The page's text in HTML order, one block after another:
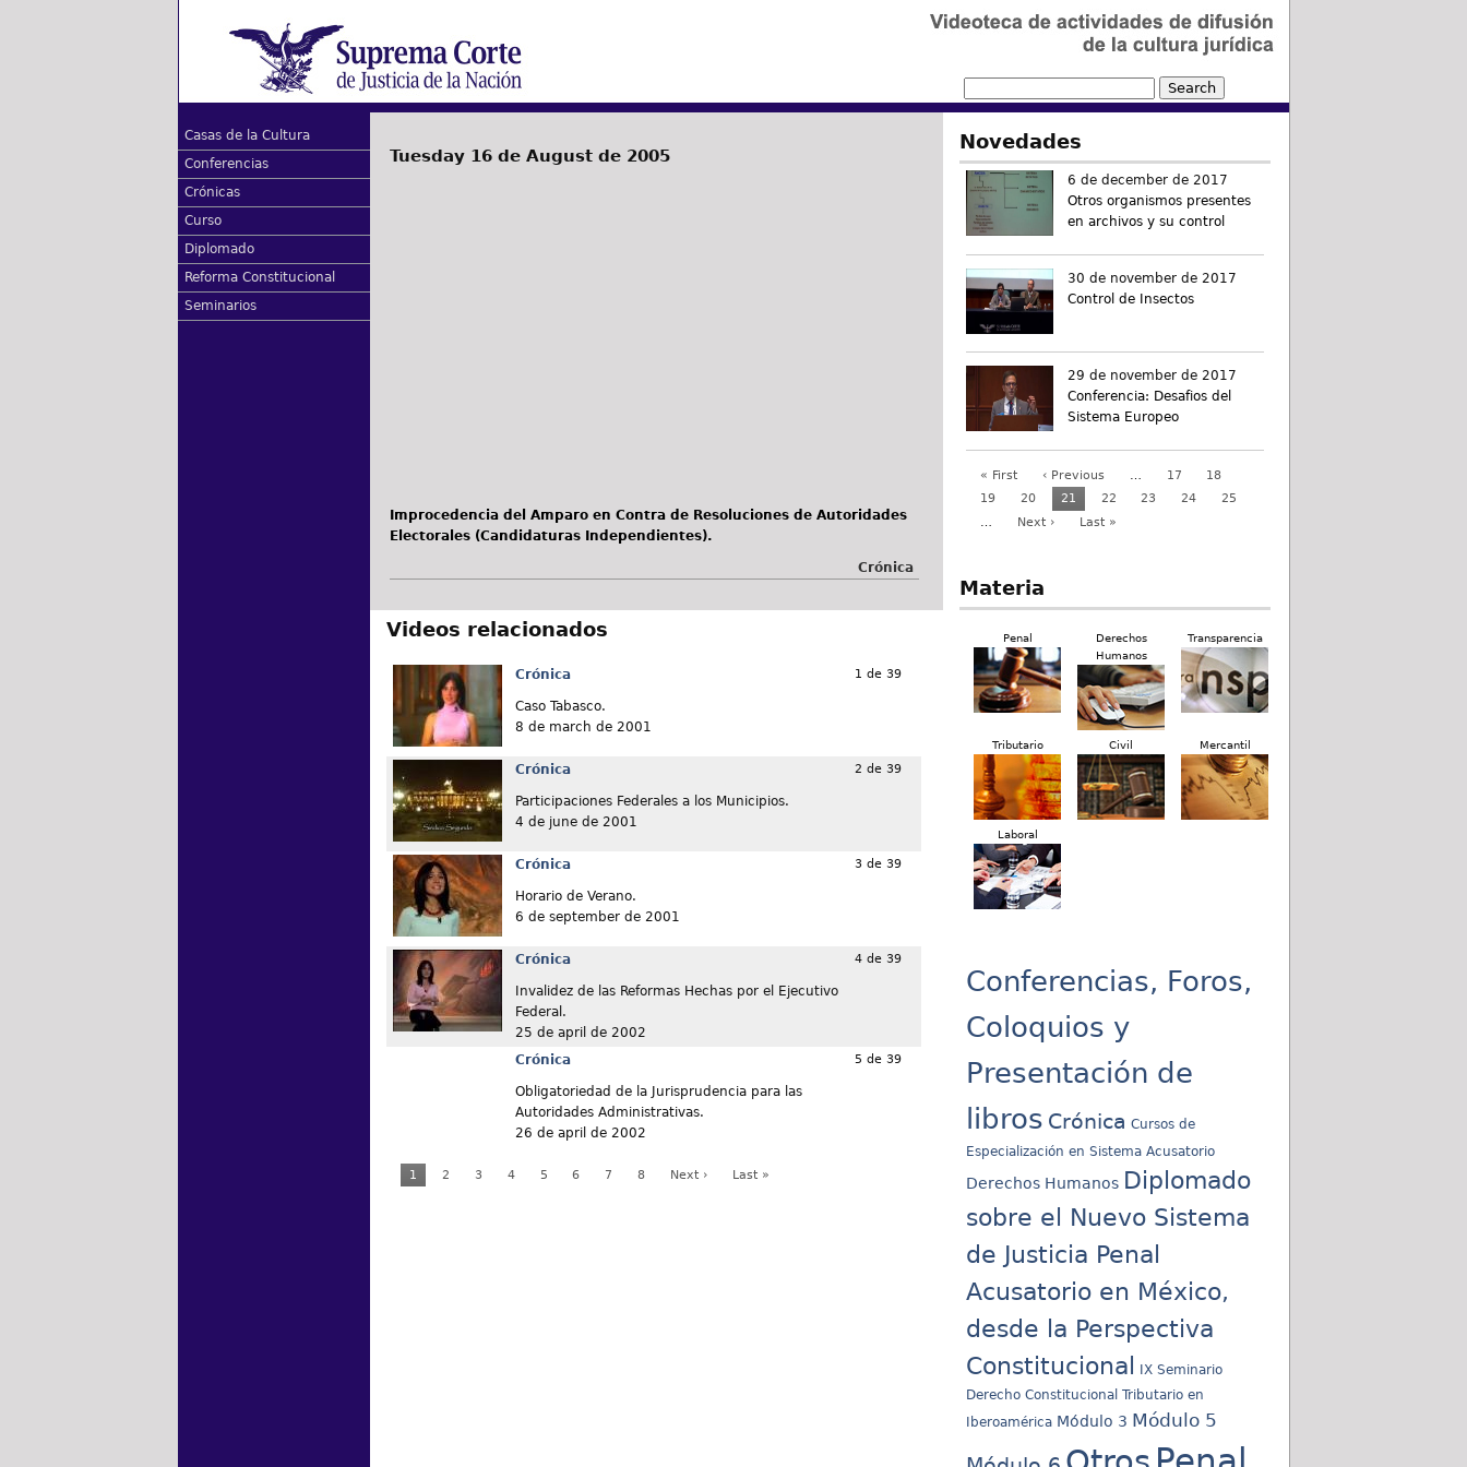
Casas de la Cultura
Conferencias
Crónicas
Curso
Diplomado
Reforma Constitucional
Seminarios
Tuesday 16 de August de 2005
Improcedencia del Amparo en Contra de Resoluciones de Autoridades
Electorales (Candidaturas Independientes).
Crónica
Videos relacionados
Crónica
Caso Tabasco.
8 de march de 2001
1 de 39
Crónica
Participaciones Federales a los Municipios.
4 de june de 2001
2 de 39
Crónica
Horario de Verano.
6 de september de 2001
3 de 39
Crónica
Invalidez de las Reformas Hechas por el Ejecutivo
Federal.
25 de april de 2002
4 de 39
Crónica
Obligatoriedad de la Jurisprudencia para las
Autoridades Administrativas.
26 de april de 2002
5 de 39
1 2 3 4 5 6 7 8 Next › Last »
Novedades
6 de december de 2017
Otros organismos presentes
en archivos y su control
30 de november de 2017
Control de Insectos
29 de november de 2017
Conferencia: Desafios del
Sistema Europeo
« First ‹ Previous … 17
18
19
20 21 22 23 24
25
…
Next › Last »
Materia
Penal
Derechos
Humanos
Transparencia
Tributario Civil Mercantil
Laboral
Conferencias, Foros,
Coloquios y
Presentación de
libros Crónica Cursos de
Especialización en Sistema Acusatorio
Derechos Humanos Diplomado
sobre el Nuevo Sistema
de Justicia Penal
Acusatorio en México,
desde la Perspectiva
Constitucional
IX Seminario
Derecho Constitucional Tributario en
Iberoamérica Módulo 3 Módulo 5